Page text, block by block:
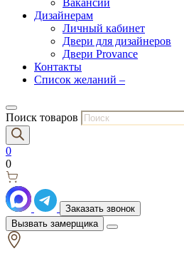
Вакансии
Дизайнерам
Личный кабинет
Двери для дизайнеров
Двери Provance
Контакты
Список желаний –
Поиск товаров
0
0
Заказать звонок
Вызвать замерщика